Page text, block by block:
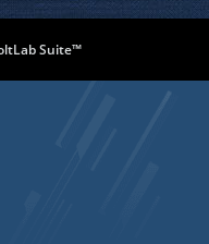
Suite™